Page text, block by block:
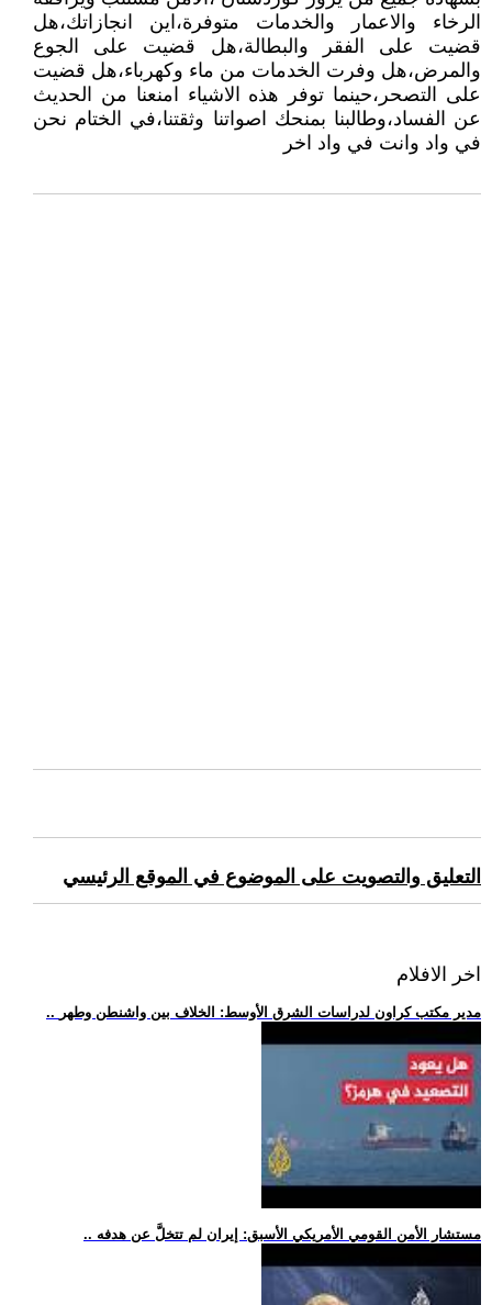
الرخاء والاعمار والخدمات متوفرة،اين انجازاتك،هل
قضيت على الفقر والبطالة،هل قضيت على الجوع
والمرض،هل وفرت الخدمات من ماء وكهرباء،هل قضيت
على التصحر،حينما توفر هذه الاشياء امنعنا من الحديث
عن الفساد،وطالبنا بمنحك اصواتنا وثقتنا،في الختام نحن
في واد وانت في واد اخر
التعليق والتصويت على الموضوع في الموقع الرئيسي
اخر الافلام
.. مدير مكتب كراون لدراسات الشرق الأوسط: الخلاف بين واشنطن وطهر
.. مستشار الأمن القومي الأمريكي الأسبق: إيران لم تتخلَّ عن هدفه